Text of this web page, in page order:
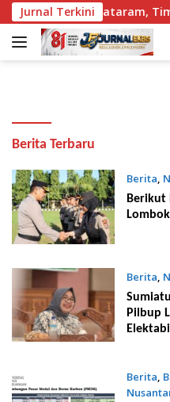
Langsung
ke
konten
Jurnal Terkini
di Mataram, Tim
Jurnal
Berita Terbaru
Berita,
Berikut
Berita
2024
Pilbup
Berita